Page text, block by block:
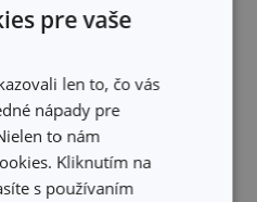
pre vaše
len to, čo vás
nápady pre
to nám
Kliknutím na
s používaním